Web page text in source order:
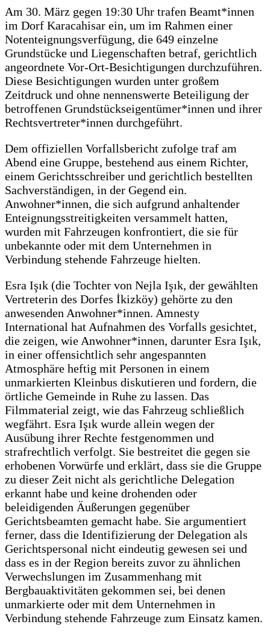
Am 30. März gegen 19:30 Uhr trafen Beamt*innen
im Dorf Karacahisar ein, um im Rahmen einer
Notenteignungsverfügung, die 649 einzelne
Grundstücke und Liegenschaften betraf, gerichtlich
angeordnete Vor-Ort-Besichtigungen durchzuführen.
Diese Besichtigungen wurden unter großem
Zeitdruck und ohne nennenswerte Beteiligung der
betroffenen Grundstückseigentümer*innen und ihrer
Rechtsvertreter*innen durchgeführt.
Dem offiziellen Vorfallsbericht zufolge traf am
Abend eine Gruppe, bestehend aus einem Richter,
einem Gerichtsschreiber und gerichtlich bestellten
Sachverständigen, in der Gegend ein.
Anwohner*innen, die sich aufgrund anhaltender
Enteignungsstreitigkeiten versammelt hatten,
wurden mit Fahrzeugen konfrontiert, die sie für
unbekannte oder mit dem Unternehmen in
Verbindung stehende Fahrzeuge hielten.
Esra Işık (die Tochter von Nejla Işık, der gewählten
Vertreterin des Dorfes İkizköy) gehörte zu den
anwesenden Anwohner*innen. Amnesty
International hat Aufnahmen des Vorfalls gesichtet,
die zeigen, wie Anwohner*innen, darunter Esra Işık,
in einer offensichtlich sehr angespannten
Atmosphäre heftig mit Personen in einem
unmarkierten Kleinbus diskutieren und fordern, die
örtliche Gemeinde in Ruhe zu lassen. Das
Filmmaterial zeigt, wie das Fahrzeug schließlich
wegfährt. Esra Işık wurde allein wegen der
Ausübung ihrer Rechte festgenommen und
strafrechtlich verfolgt. Sie bestreitet die gegen sie
erhobenen Vorwürfe und erklärt, dass sie die Gruppe
zu dieser Zeit nicht als gerichtliche Delegation
erkannt habe und keine drohenden oder
beleidigenden Äußerungen gegenüber
Gerichtsbeamten gemacht habe. Sie argumentiert
ferner, dass die Identifizierung der Delegation als
Gerichtspersonal nicht eindeutig gewesen sei und
dass es in der Region bereits zuvor zu ähnlichen
Verwechslungen im Zusammenhang mit
Bergbauaktivitäten gekommen sei, bei denen
unmarkierte oder mit dem Unternehmen in
Verbindung stehende Fahrzeuge zum Einsatz kamen.